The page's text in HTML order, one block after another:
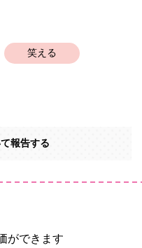
笑える
報告する
ができます